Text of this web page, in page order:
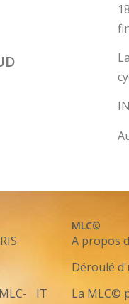
IT
MLC©
A propos
Déroulé
La MLC©